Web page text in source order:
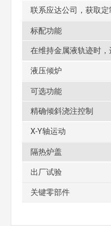
联系应达公司，获取
标配功能
在维持金属液轨迹时
液压倾炉
可选功能
精确倾斜浇注控制
X-Y轴运动
隔热炉盖
出厂试验
关键零部件